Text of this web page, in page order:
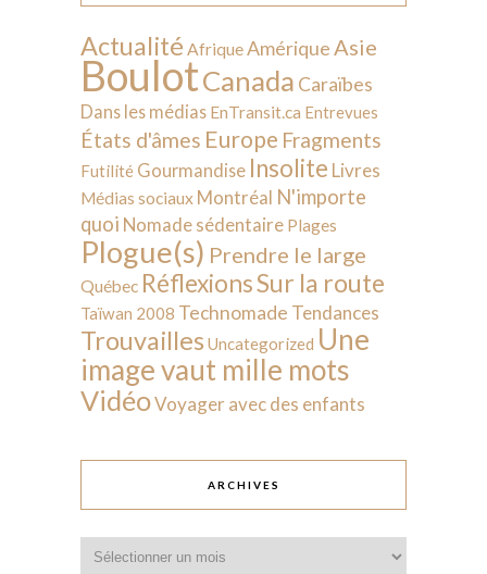
Actualité AfriqueAmérique Asie
BoulotCanada Caraïbes
Dans les médias EnTransit.ca Entrevues
États d'âmes Europe Fragments
Futilité Gourmandise Insolite Livres
Médias sociaux Montréal N'importe
quoi Nomade sédentaire Plages
Plogue(s) Prendre le large
Québec RéflexionsSur la route
Taïwan 2008 Technomade Tendances
Trouvailles Uncategorized Une
image vaut mille mots
VidéoVoyager avec des enfants
ARCHIVES